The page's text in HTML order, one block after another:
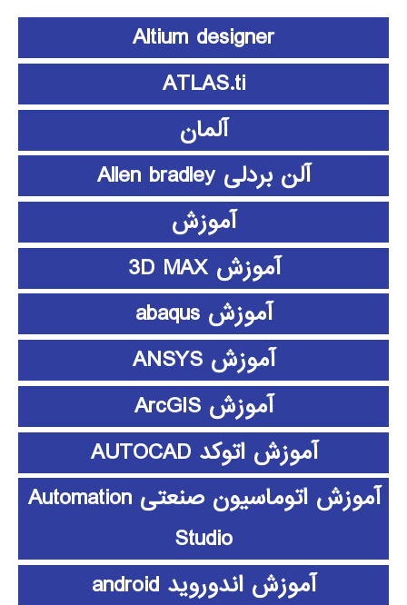
Altium designer
ATLAS.ti
آلمان
آلن بردلی Allen bradley
آموزش
آموزش 3D MAX
آموزش abaqus
آموزش ANSYS
آموزش ArcGIS
آموزش اتوکد AUTOCAD
آموزش اتوماسیون صنعتی Automation
Studio
آموزش اندوروید android